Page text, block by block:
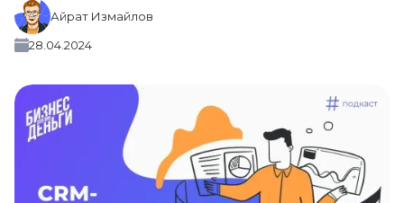
Айрат Измайлов
28.04.2024